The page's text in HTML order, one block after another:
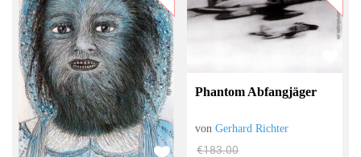
Phantom Abfangjäger
vonGerhard Richter
€183.00